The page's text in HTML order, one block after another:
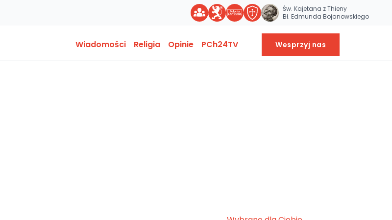
Św. Kajetana z Thieny
Bł. Edmunda Bojanowskiego
Wiadomości Religia Opinie PCh24TV Wesprzyj nas